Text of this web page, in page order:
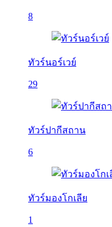
8
ทัวร์นอร์เวย์
29
ทัวร์ปากีสถาน
6
ทัวร์มองโกเลีย
1